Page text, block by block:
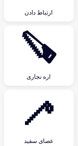
ارتباط دادن
🪚
اره نجاری
🦯
عصای سفید